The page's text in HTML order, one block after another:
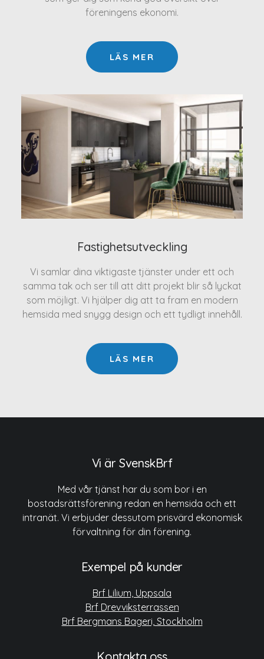
föreningens ekonomi.
LÄS MER
Fastighetsutveckling
Vi samlar dina viktigaste tjänster under ett och
samma tak och ser till att ditt projekt blir så lyckat
som möjligt. Vi hjälper dig att ta fram en modern
hemsida med snygg design och ett tydligt innehåll.
LÄS MER
Vi är SvenskBrf
Med vår tjänst har du som bor i en
bostadsrättsförening redan en hemsida och ett
intranät. Vi erbjuder dessutom prisvärd ekonomisk
förvaltning för din förening.
Exempel på kunder
Brf Lilium, Uppsala
Brf Drevviksterrassen
Brf Bergmans Bageri, Stockholm